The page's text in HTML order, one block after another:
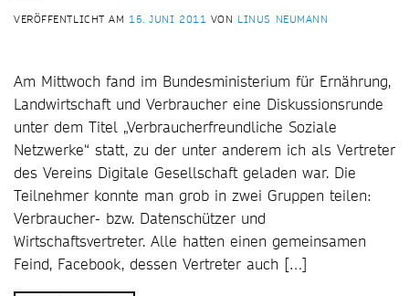
VERÖFFENTLICHT AM 15. JUNI 2011 VON LINUS NEUMANN
Am Mittwoch fand im Bundesministerium für Ernährung,
Landwirtschaft und Verbraucher eine Diskussionsrunde
unter dem Titel „Verbraucherfreundliche Soziale
Netzwerke“ statt, zu der unter anderem ich als Vertreter
des Vereins Digitale Gesellschaft geladen war. Die
Teilnehmer konnte man grob in zwei Gruppen teilen:
Verbraucher- bzw. Datenschützer und
Wirtschaftsvertreter. Alle hatten einen gemeinsamen
Feind, Facebook, dessen Vertreter auch […]